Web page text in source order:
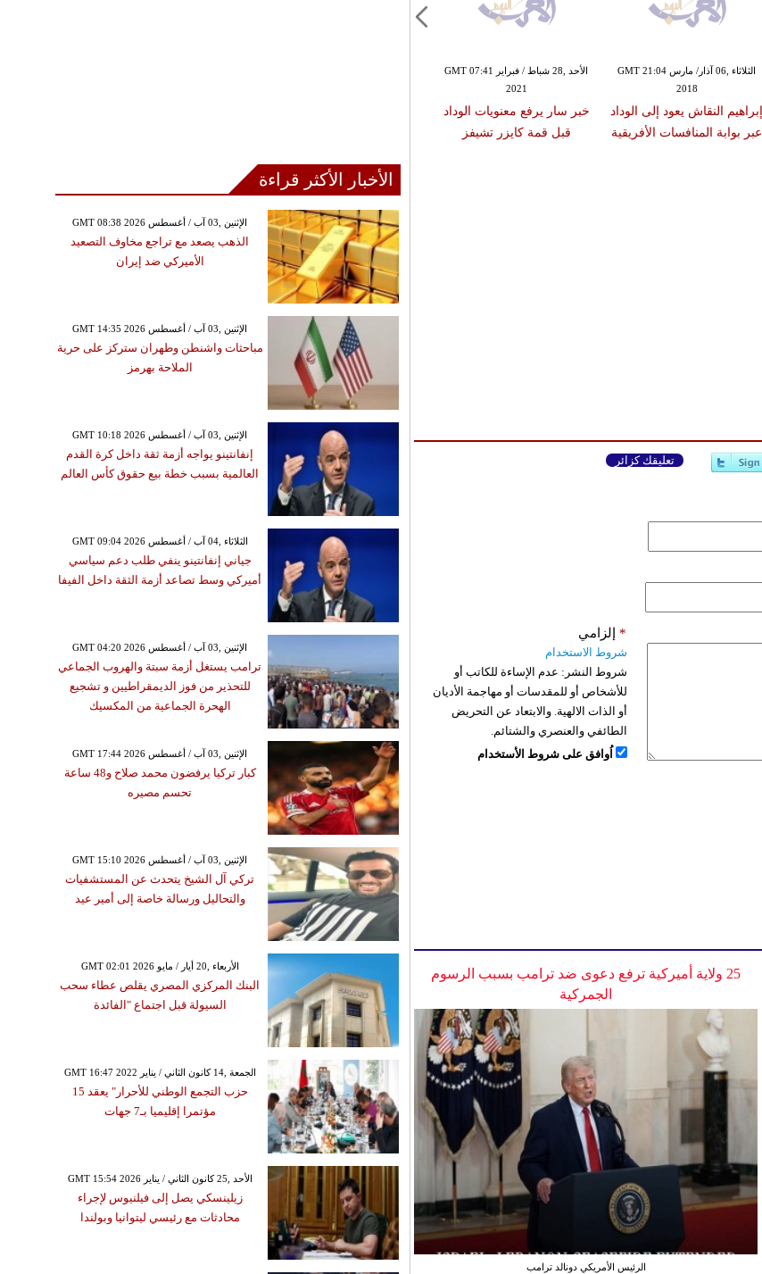
الأحد ,28 شباط / فبراير GMT 07:41
2021
خبر سار يرفع معنويات الوداد
قبل قمة كايزر تشيفز
الثلاثاء ,06 آذار/ مارس GMT 21:04
2018
إبراهيم النقاش يعود إلى الوداد
عبر بوابة المنافسات الأفريقية
تعليقك كزائر
إلزامي *
شروط الاستخدام
شروط النشر: عدم الإساءة للكاتب أو
للأشخاص أو للمقدسات أو مهاجمة الأديان
أو الذات الالهية. والابتعاد عن التحريض
الطائفي والعنصري والشتائم.
اُوافق على شروط الأستخدام
25 ولاية أميركية ترفع دعوى ضد ترامب بسبب الرسوم
الجمركية
الرئيس الأمريكي دونالد ترامب
الأخبار الأكثر قراءة
GMT 08:38 2026 الإثنين ,03 آب / أغسطس
الذهب يصعد مع تراجع مخاوف التصعيد
الأميركي ضد إيران
GMT 14:35 2026 الإثنين ,03 آب / أغسطس
مباحثات واشنطن وطهران ستركز على حرية
الملاحة بهرمز
GMT 10:18 2026 الإثنين ,03 آب / أغسطس
إنفانتينو يواجه أزمة ثقة داخل كرة القدم
العالمية بسبب خطة بيع حقوق كأس العالم
GMT 09:04 2026 الثلاثاء ,04 آب / أغسطس
جياني إنفانتينو ينفي طلب دعم سياسي
أميركي وسط تصاعد أزمة الثقة داخل الفيفا
GMT 04:20 2026 الإثنين ,03 آب / أغسطس
ترامب يستغل أزمة سبتة والهروب الجماعي
للتحذير من فوز الديمقراطيين و تشجيع
الهحرة الجماعية من المكسيك
GMT 17:44 2026 الإثنين ,03 آب / أغسطس
كبار تركيا يرفضون محمد صلاح و48 ساعة
تحسم مصيره
GMT 15:10 2026 الإثنين ,03 آب / أغسطس
تركي آل الشيخ يتحدث عن المستشفيات
والتحاليل ورسالة خاصة إلى أمير عيد
GMT 02:01 2026 الأربعاء ,20 أيار / مايو
البنك المركزي المصري يقلص عطاء سحب
السيولة قبل اجتماع "الفائدة
GMT 16:47 2022 الجمعة ,14 كانون الثاني / يناير
حزب التجمع الوطني للأحرار" يعقد 15
مؤتمرا إقليميا بـ7 جهات
GMT 15:54 2026 الأحد ,25 كانون الثاني / يناير
زيلينسكي يصل إلى فيلنيوس لإجراء
محادثات مع رئيسي ليتوانيا وبولندا